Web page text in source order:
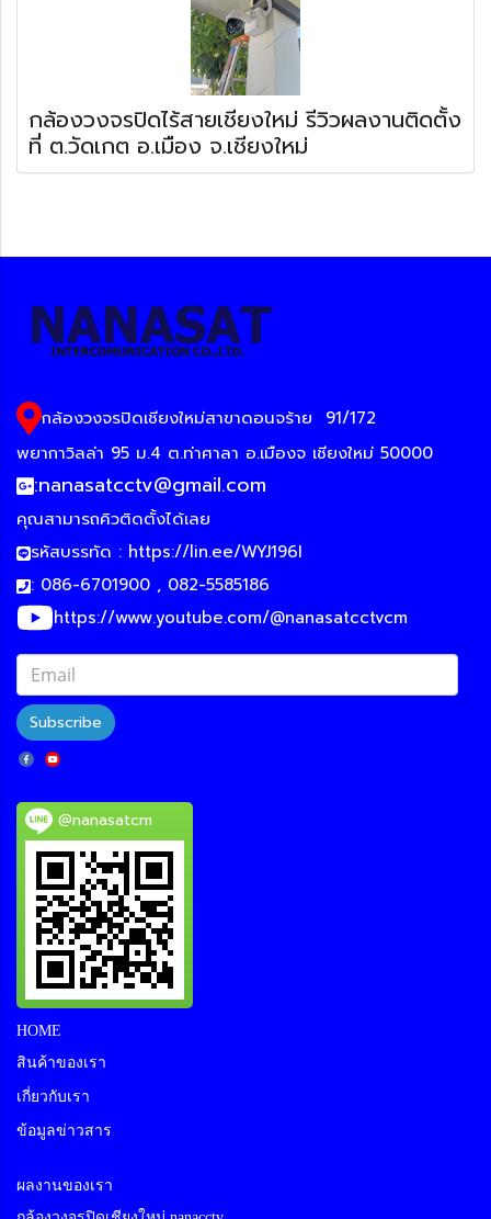
กล้องวงจรปิดไร้สายเชียงใหม่ รีวิวผลงานติดตั้ง
ที่ ต.วัดเกต อ.เมือง จ.เชียงใหม่
กล้องวงจรปิดเชียงใหม่สาขาดอนจร้าย
91/172
พยากาวิลล่า 95 ม.4 ต.ท่าศาลา อ.เมืองจ เชียงใหม่ 50000
:nanasatcctv@gmail.com
คุณสามารถคิวติดตั้งได้เลย
รหัสบรรทัด : https://lin.ee/WYJ196I
: 086-6701900 , 082-5585186
https://www.youtube.com/@nanasatcctvcm
Subscribe
@nanasatcm
HOME
สินค้าของเรา
เกี่ยวกับเรา
ข้อมูลข่าวสาร
ผลงานของเรา